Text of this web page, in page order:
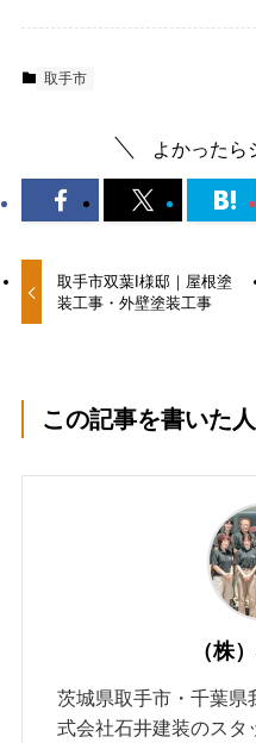
取手市
よかったら
取手市双葉I様邸｜屋根塗
装工事・外壁塗装工事
この記事を書いた人
（株
茨城県取手市・千葉県
式会社石井建装のスタ